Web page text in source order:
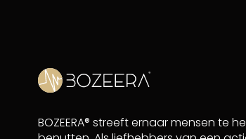
BOZEERA® streeft ernaar mensen te